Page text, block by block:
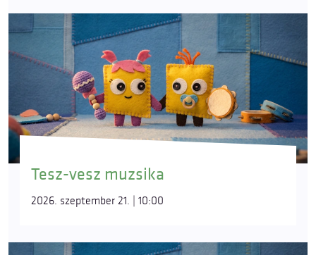
Tesz-vesz muzsika
2026. szeptember 21. | 10:00